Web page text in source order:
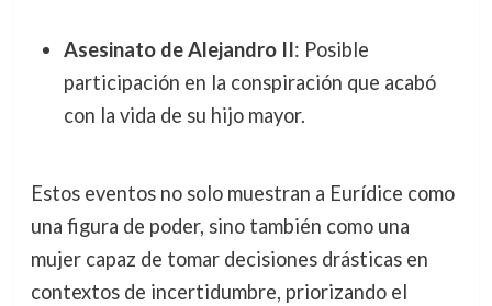
Asesinato de Alejandro II: Posible
participación en la conspiración que acabó
con la vida de su hijo mayor.
Estos eventos no solo muestran a Eurídice como
una figura de poder, sino también como una
mujer capaz de tomar decisiones drásticas en
contextos de incertidumbre, priorizando el